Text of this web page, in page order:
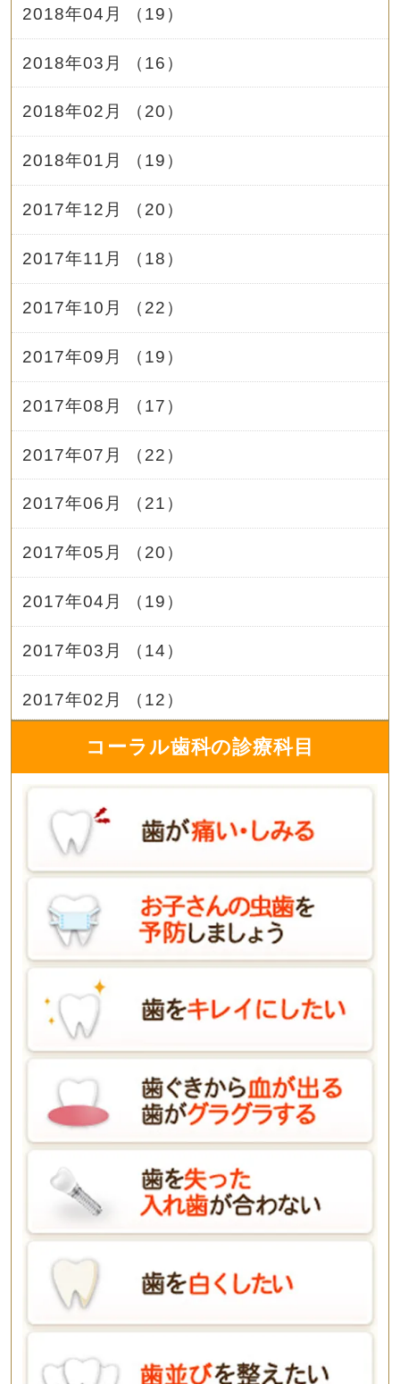
2018年04月 （19）
2018年03月 （16）
2018年02月 （20）
2018年01月 （19）
2017年12月 （20）
2017年11月 （18）
2017年10月 （22）
2017年09月 （19）
2017年08月 （17）
2017年07月 （22）
2017年06月 （21）
2017年05月 （20）
2017年04月 （19）
2017年03月 （14）
2017年02月 （12）
コーラル歯科の診療科目